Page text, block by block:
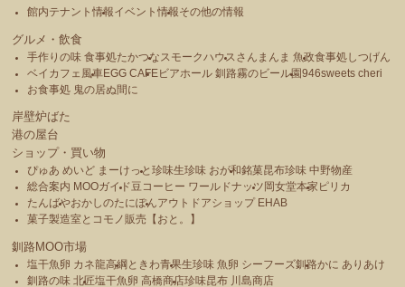
館内テナント情報イベント情報その他の情報
グルメ・飲食
手作りの味 食事処たかつな スモークハウス さんまんま 魚政食事処しつげん
ベイカフェ風車EGG CAFEビアホール 釧路霧のビール園946sweets cheri
お食事処 鬼の居ぬ間に
岸壁炉ばた
港の屋台
ショップ・買い物
ぴゅあ めいど まーけっと珍味生珍味 おが和銘菓昆布珍味 中野物産
総合案内 MOOガイド豆コーヒー ワールドナッツ 岡女堂本家 ピリカ
たんばやおかしのたにぽんアウトドアショップ EHAB
菓子製造室とコモノ販売【おと。】
釧路MOO市場
塩干魚卵 カネ龍高綱 ときわ青果生珍味 魚卵 シーフーズ釧路かに ありあけ
釧路の味 北匠塩干魚卵 高橋商店珍味昆布 川島商店